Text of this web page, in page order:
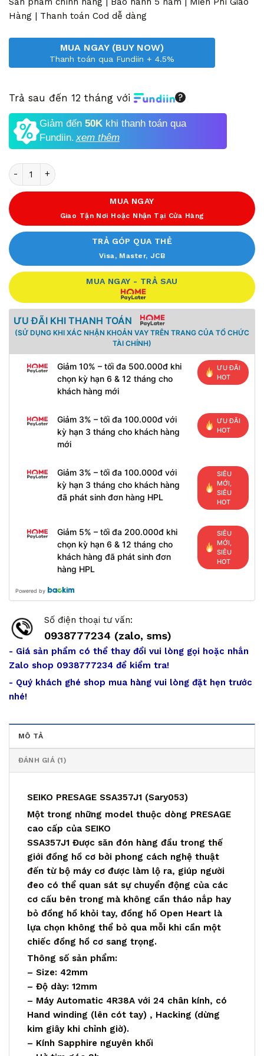
6,890,000 VND.
Hàng | Thanh toán Cod dễ dàng
MUA NGAY (BUY NOW)
Thanh toán qua Fundiin + 4.5%
Trả sau đến 12 tháng với
Giảm đến 50K khi thanh toán qua
Fundiin.xem thêm
Số lượng
MUA NGAY
Giao Tận Nơi Hoặc Nhận Tại Cửa Hàng
TRẢ GÓP QUA THẺ
Visa, Master, JCB
MUA NGAY - TRẢ SAU
ƯU ĐÃI KHI THANH TOÁN
(SỬ DỤNG KHI XÁC NHẬN KHOẢN VAY TRÊN TRANG CỦA TỔ CHỨC
TÀI CHÍNH)
Giảm 10% – tối đa 500.000đ khi
chọn kỳ hạn 6 & 12 tháng cho
khách hàng mới
ƯU ĐÃI
HOT
Giảm 3% – tối đa 100.000đ với
kỳ hạn 3 tháng cho khách hàng
mới
ƯU ĐÃI
HOT
Giảm 3% – tối đa 100.000đ với
kỳ hạn 3 tháng cho khách hàng
đã phát sinh đơn hàng HPL
SIÊU
MỚI,
SIÊU
HOT
Giảm 5% – tối đa 200.000đ khi
chọn kỳ hạn 6 & 12 tháng cho
khách hàng đã phát sinh đơn
hàng HPL
SIÊU
MỚI,
SIÊU
HOT
Powered by
Số điện thoại tư vấn:
0938777234 (zalo, sms)
- Giá sản phẩm có thể thay đổi vui lòng gọi hoặc nhắn
Zalo shop 0938777234 để kiểm tra!
- Quý khách ghé shop mua hàng vui lòng đặt hẹn trước
nhé!
MÔ TẢ
ĐÁNH GIÁ (1)
SEIKO PRESAGE SSA357J1 (Sary053)
Một trong những model thuộc dòng PRESAGE
cao cấp của SEIKO
SSA357J1 Được săn đón hàng đầu trong thế
giới đồng hồ cơ bởi phong cách nghệ thuật
đến từ bộ máy cơ được làm lộ ra, giúp người
đeo có thể quan sát sự chuyển động của các
cơ cấu bên trong mà không cần tháo nắp hay
bỏ đồng hồ khỏi tay, đồng hồ Open Heart là
lựa chọn không thể bỏ qua mỗi khi cần một
chiếc đồng hồ cơ sang trọng.
Thông số sản phẩm:
– Size: 42mm
– Độ dày: 12mm
– Máy Automatic 4R38A với 24 chân kính, có
Hand winding (lên cót tay) , Hacking (dừng
kim giây khi chỉnh giờ).
– Kính Sapphire nguyên khối